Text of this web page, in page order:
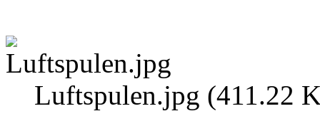
Luftspulen.jpg (411.22